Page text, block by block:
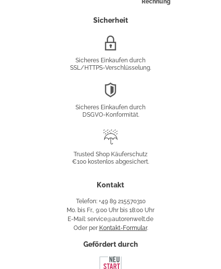
Rechnung
Sicherheit
Sicheres Einkaufen durch
SSL/HTTPS-Verschlüsselung.
Sicheres Einkaufen durch
DSGVO-Konformität.
Käuferschutz
Trusted Shop Käuferschutz
€100 kostenlos abgesichert.
Kontakt
Telefon: +49 89 215570310
Mo. bis Fr., 9:00 Uhr bis 18:00 Uhr
E-Mail: service@autorenwelt.de
Oder per Kontakt-Formular.
Gefördert durch